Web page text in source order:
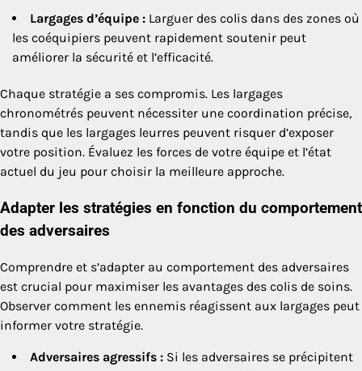
Largages d’équipe : Larguer des colis dans des zones où
les coéquipiers peuvent rapidement soutenir peut
améliorer la sécurité et l’efficacité.
Chaque stratégie a ses compromis. Les largages
chronométrés peuvent nécessiter une coordination précise,
tandis que les largages leurres peuvent risquer d’exposer
votre position. Évaluez les forces de votre équipe et l’état
actuel du jeu pour choisir la meilleure approche.
Adapter les stratégies en fonction du comportement
des adversaires
Comprendre et s’adapter au comportement des adversaires
est crucial pour maximiser les avantages des colis de soins.
Observer comment les ennemis réagissent aux largages peut
informer votre stratégie.
Adversaires agressifs : Si les adversaires se précipitent